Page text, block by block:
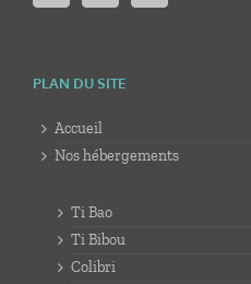
PLAN DU SITE
Accueil
Nos hébergements
Ti Bao
Ti Bibou
Colibri